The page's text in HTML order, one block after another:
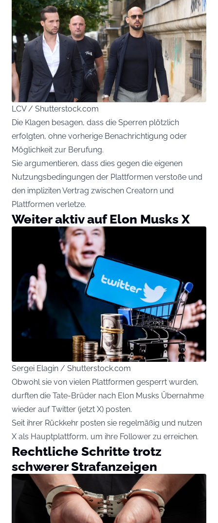
LCV / Shutterstock.com
Die Klagen besagen, dass die Sperren plötzlich
erfolgten, ohne vorherige Benachrichtigung oder
Möglichkeit zur Berufung.
Sie argumentieren, dass dies gegen die eigenen
Nutzungsbedingungen der Plattformen verstoße und
den impliziten Vertrag zwischen Creatorn und
Plattformen verletze.
Weiter aktiv auf Elon Musks X
Sergei Elagin / Shutterstock.com
Obwohl sie von vielen Plattformen gesperrt wurden,
durften die Tate-Brüder nach Elon Musks Übernahme
wieder auf Twitter (jetzt X) posten.
Seit ihrer Rückkehr posten sie regelmäßig und nutzen
X als Hauptplattform, um ihre Follower zu erreichen.
Rechtliche Schritte trotz
schwerer Strafanzeigen